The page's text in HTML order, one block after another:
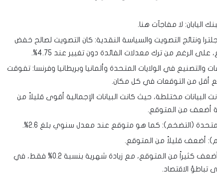
اليابان: لا مفاجآت هنا.
ونتائج التصويت والسياسة النقدية: كان التصويت لصالح خفض
الرغم من ترك معدلات الفائدة دون تغيير عند 4.75%.
في الولايات المتحدة وألمانيا وبريطانيا وفرنسا: تفوقت
أقل من التوقعات في كل مكان.
البيانات مختلطة، حيث كانت البيانات الإجمالية أقوى قليلاً من
أضعف من المتوقع.
(التضخم): كما هو متوقع عند معدل سنوي بلغ 2.6%.
أضعف قليلاً من المتوقع.
مبيعات التجزئة في المملكة المتحدة: أضعف كثيراً من المتوقع، مع زيادة شهرية بنسبة 0.2% فقط، في